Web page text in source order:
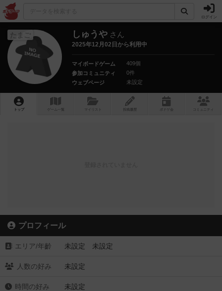
ログイン
たまご しゅうや さん
2025年12月02日から利用中
マイボードゲーム
409個
参加コミュニティ
0件
ウェブページ
未設定
トップ ゲーム一覧 マイリスト 投稿履歴 ボ ドゲ コミュニティ
プロフィール
エリア/年齡 未設定 未設定
人数の好み 未設定
時間の好み 未設定